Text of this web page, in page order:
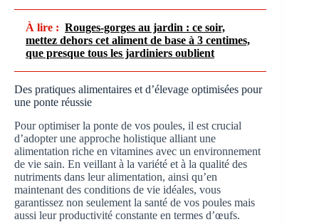
À lire : Rouges-gorges au jardin : ce soir,
mettez dehors cet aliment de base à 3 centimes,
que presque tous les jardiniers oublient
Des pratiques alimentaires et d’élevage optimisées pour
une ponte réussie
Pour optimiser la ponte de vos poules, il est crucial
d’adopter une approche holistique alliant une
alimentation riche en vitamines avec un environnement
de vie sain. En veillant à la variété et à la qualité des
nutriments dans leur alimentation, ainsi qu’en
maintenant des conditions de vie idéales, vous
garantissez non seulement la santé de vos poules mais
aussi leur productivité constante en termes d’œufs.